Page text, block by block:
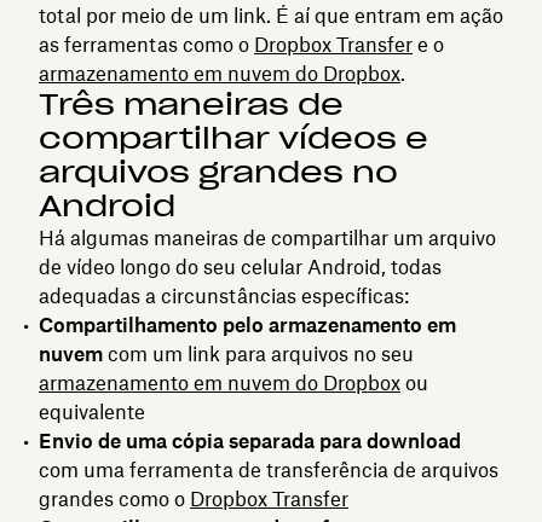
total por meio de um link. É aí que entram em ação
as ferramentas como o Dropbox Transfer e o
armazenamento em nuvem do Dropbox.
Três maneiras de
compartilhar vídeos e
arquivos grandes no
Android
Há algumas maneiras de compartilhar um arquivo
de vídeo longo do seu celular Android, todas
adequadas a circunstâncias específicas:
Compartilhamento pelo armazenamento em
nuvem com um link para arquivos no seu
armazenamento em nuvem do Dropbox ou
equivalente
Envio de uma cópia separada para download
com uma ferramenta de transferência de arquivos
grandes como o Dropbox Transfer